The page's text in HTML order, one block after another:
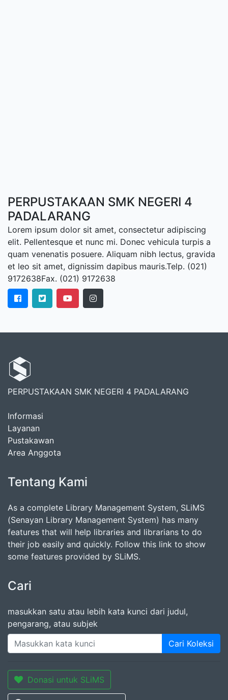
PERPUSTAKAAN SMK NEGERI 4
PADALARANG
Lorem ipsum dolor sit amet, consectetur adipiscing
elit. Pellentesque et nunc mi. Donec vehicula turpis a
quam venenatis posuere. Aliquam nibh lectus, gravida
et leo sit amet, dignissim dapibus mauris.Telp. (021)
9172638Fax. (021) 9172638
PERPUSTAKAAN SMK NEGERI 4 PADALARANG
Informasi
Layanan
Pustakawan
Area Anggota
Tentang Kami
As a complete Library Management System, SLiMS
(Senayan Library Management System) has many
features that will help libraries and librarians to do
their job easily and quickly. Follow this link to show
some features provided by SLiMS.
Cari
masukkan satu atau lebih kata kunci dari judul,
pengarang, atau subjek
Cari Koleksi
Donasi untuk SLiMS